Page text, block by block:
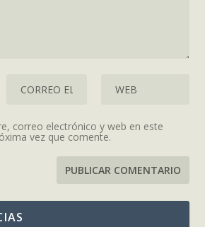
correo electrónico y web en este
vez que comente.